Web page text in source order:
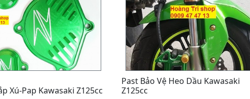
Xú-Pap Kawasaki Z125cc
Past Bảo Vệ Heo Dầu Kawasaki
Z125cc